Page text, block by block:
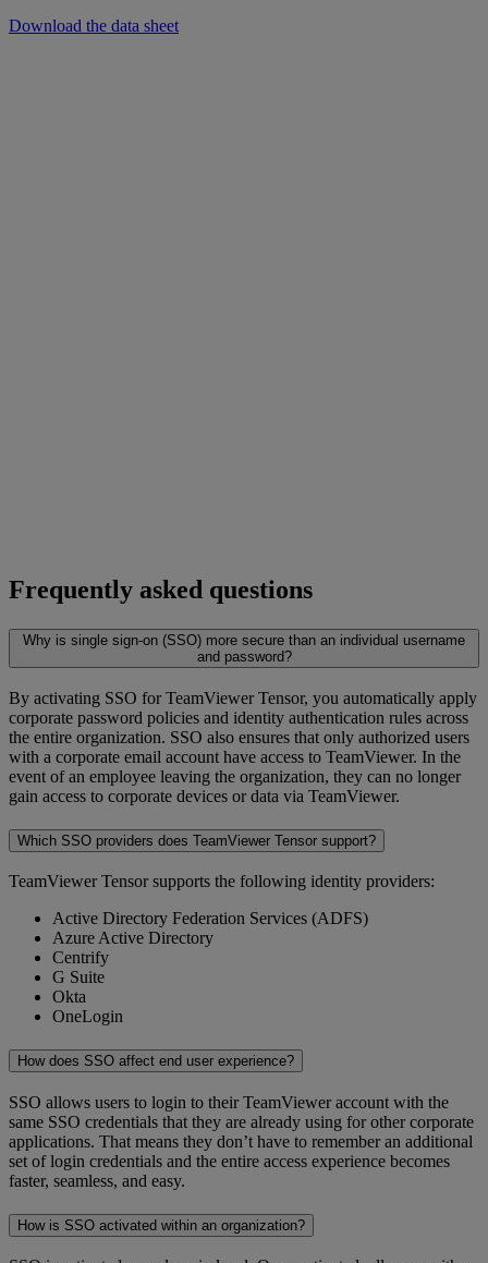
Download the data sheet
Frequently asked questions
Why is single sign-on (SSO) more secure than an individual username
and password?
By activating SSO for TeamViewer Tensor, you automatically apply
corporate password policies and identity authentication rules across
the entire organization. SSO also ensures that only authorized users
with a corporate email account have access to TeamViewer. In the
event of an employee leaving the organization, they can no longer
gain access to corporate devices or data via TeamViewer.
Which SSO providers does TeamViewer Tensor support?
TeamViewer Tensor supports the following identity providers:
Active Directory Federation Services (ADFS)
Azure Active Directory
Centrify
G Suite
Okta
OneLogin
How does SSO affect end user experience?
SSO allows users to login to their TeamViewer account with the
same SSO credentials that they are already using for other corporate
applications. That means they don’t have to remember an additional
set of login credentials and the entire access experience becomes
faster, seamless, and easy.
How is SSO activated within an organization?